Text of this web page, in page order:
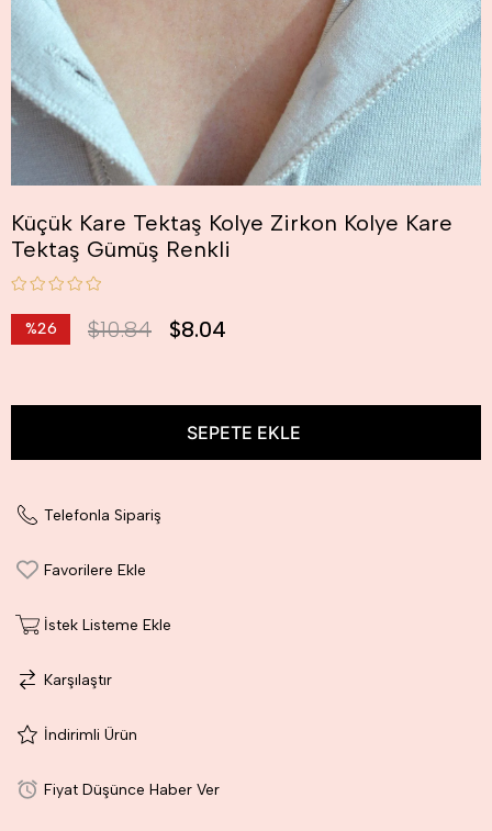
Küçük Kare Tektaş Kolye Zirkon Kolye Kare
Tektaş Gümüş Renkli
%26
$10.84 $8.04
Telefonla Sipariş
Favorilere Ekle
İstek Listeme Ekle
Karşılaştır
İndirimli Ürün
Fiyat Düşünce Haber Ver